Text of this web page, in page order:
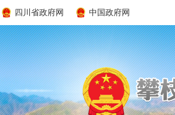
四川省政府网 中国政府网